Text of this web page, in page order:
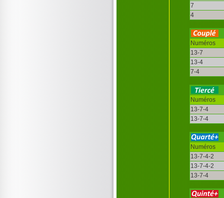
7
4
Numéros
13-7
13-4
7-4
Numéros
13-7-4
13-7-4
Numéros
13-7-4-2
13-7-4-2
13-7-4